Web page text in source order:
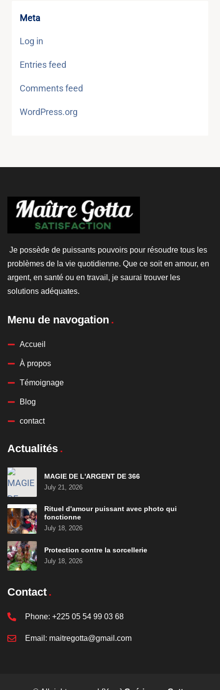
Meta
Log in
Entries feed
Comments feed
WordPress.org
Je possède de puissants pouvoirs pour résoudre tous les
problèmes de la vie quotidienne. Que ce soit en amour, en
argent, en santé ou en travail, je saurai trouver les
solutions adéquates.
Menu de navogation
Accueil
À propos
Témoignage
Blog
contact
Actualités
MAGIE DE L'ARGENT DE 366
July 21, 2026
Rituel d'amour puissant avec photo qui
fonctionne
July 18, 2026
Protection contre la sorcellerie
July 18, 2026
Contact
Phone: +225 05 54 99 03 68
Email: maitregotta@gmail.com